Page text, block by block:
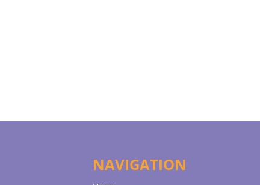
NAVIGATION